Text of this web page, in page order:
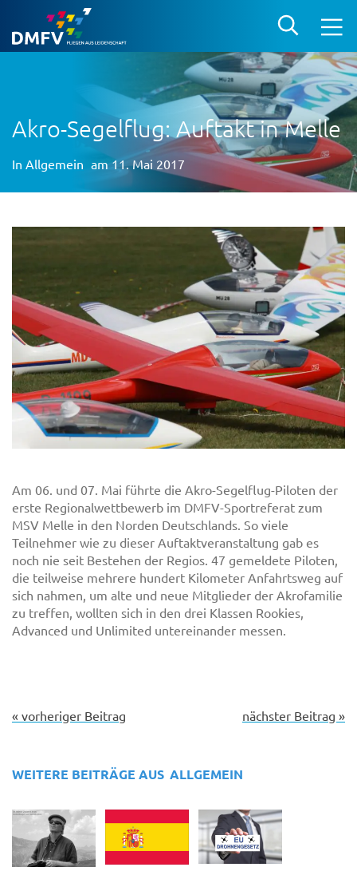
Akro-Segelflug: Auftakt in Melle
In Allgemein am 11. Mai 2017
Am 06. und 07. Mai führte die Akro-Segelflug-Piloten der
erste Regionalwettbewerb im DMFV-Sportreferat zum
MSV Melle in den Norden Deutschlands. So viele
Teilnehmer wie zu dieser Auftaktveranstaltung gab es
noch nie seit Bestehen der Regios. 47 gemeldete Piloten,
die teilweise mehrere hundert Kilometer Anfahrtsweg auf
sich nahmen, um alte und neue Mitglieder der Akrofamilie
zu treffen, wollten sich in den drei Klassen Rookies,
Advanced und Unlimited untereinander messen.
« vorheriger Beitrag nächster Beitrag »
WEITERE BEITRÄGE AUS ALLGEMEIN